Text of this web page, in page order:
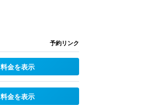
予約リンク
料金を表示
料金を表示